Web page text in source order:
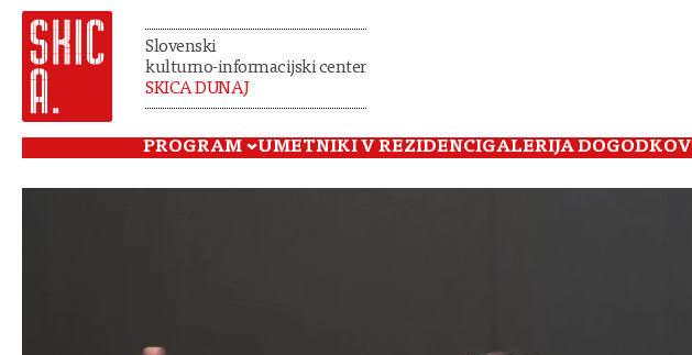
Slovenski
kulturno-informacijski center
SKICA DUNAJ
PROGRAM UMETNIKI V REZIDENCIGALERIJA DOGODKOV